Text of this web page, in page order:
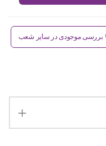
بررسی موجودی در سایر شعب